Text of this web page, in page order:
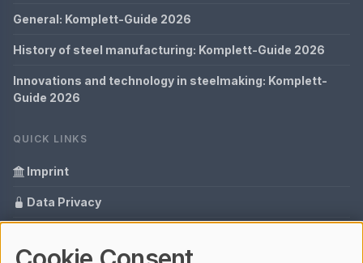
General: Komplett-Guide 2026
History of steel manufacturing: Komplett-Guide 2026
Innovations and technology in steelmaking: Komplett-
Guide 2026
QUICK LINKS
Imprint
Data Privacy